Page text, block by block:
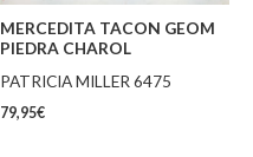
MERCEDITA TACON GEOM
PIEDRA CHAROL
PATRICIA MILLER 6475
79,95€